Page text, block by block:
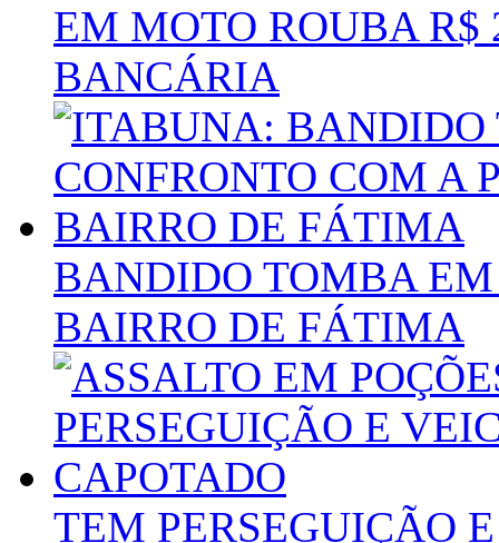
EM MOTO ROUBA
BANCÁRIA
BANDIDO TOMBA
BAIRRO DE FÁTIMA
TEM PERSEGUIÇÃO